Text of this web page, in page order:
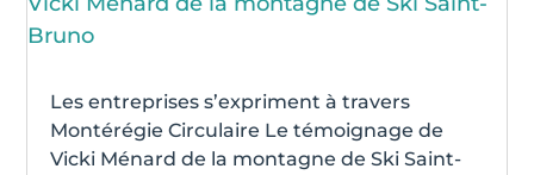
Les entreprises s’expriment à travers
Montérégie Circulaire Le témoignage de
Vicki Ménard de la montagne de Ski Saint-